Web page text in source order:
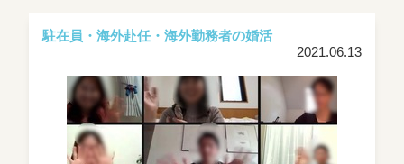
駐在員・海外赴任・海外勤務者の婚活
2021.06.13